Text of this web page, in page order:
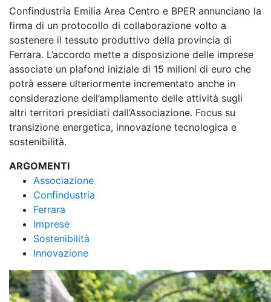
Confindustria Emilia Area Centro e BPER annunciano la
firma di un protocollo di collaborazione volto a
sostenere il tessuto produttivo della provincia di
Ferrara. L’accordo mette a disposizione delle imprese
associate un plafond iniziale di 15 milioni di euro che
potrà essere ulteriormente incrementato anche in
considerazione dell’ampliamento delle attività sugli
altri territori presidiati dall’Associazione. Focus su
transizione energetica, innovazione tecnologica e
sostenibilità.
ARGOMENTI
Associazione
Confindustria
Ferrara
Imprese
Sostenibilità
Innovazione